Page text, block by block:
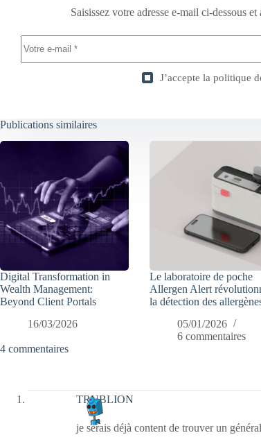
Saisissez votre adresse e-mail ci-dessous
J’accepte la politique
Publications similaires
Digital Transformation in
Wealth Management:
Beyond Client Portals
16/03/2026
Le laboratoire de poche
Allergen Alert
la détection des
05/01/2026
6 commentaires
4 commentaires
TRUBLION
je serais déjà content de trouver un